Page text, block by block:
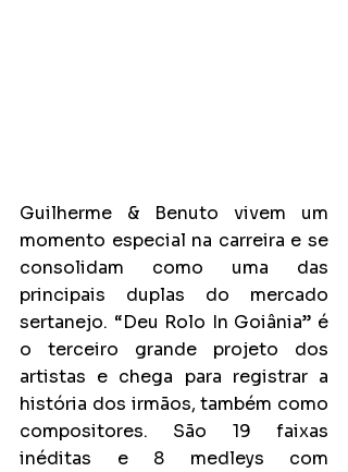
Guilherme & Benuto vivem um
momento especial na carreira e se
consolidam como uma das
principais duplas do mercado
sertanejo. “Deu Rolo In Goiânia” é
o terceiro grande projeto dos
artistas e chega para registrar a
história dos irmãos, também como
compositores. São 19 faixas
inéditas e 8 medleys com